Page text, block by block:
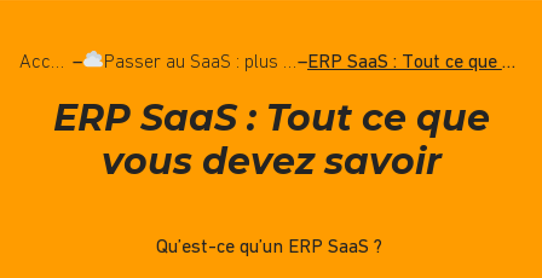
Accueil – Passer au SaaS : plus de souci d'infrastructure, du temps gagné et des décisions éclairées ! – ERP SaaS : Tout ce que vous devez savoir
ERP SaaS : Tout ce que
vous devez savoir
Qu’est-ce qu’un ERP SaaS ?